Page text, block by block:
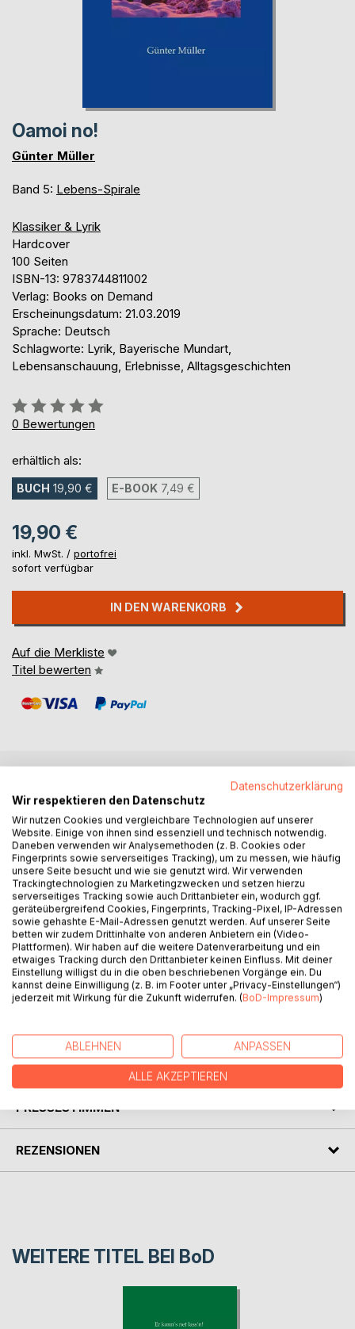
Oamoi no!
Günter Müller
Band 5: Lebens-Spirale
Klassiker & Lyrik
Hardcover
100 Seiten
ISBN-13: 9783744811002
Verlag: Books on Demand
Erscheinungsdatum: 21.03.2019
Sprache: Deutsch
Schlagworte: Lyrik, Bayerische Mundart,
Lebensanschauung, Erlebnisse, Alltagsgeschichten
Bewertung::
0%
0 Bewertungen
erhältlich als:
BUCH 19,90 € E-BOOK 7,49 €
19,90 €
inkl. MwSt. / portofrei
sofort verfügbar
IN DEN WARENKORB
Auf die Merkliste
Titel bewerten
BESCHREIBUNG
Oamoi no!
einmal noch
wollte der Autor zur Feder greifen
und mit diesem Titel
dem kleinen Drang für weitere
Verse nachgeben.
Es sind wieder Geschichten
aus und über das Leben mit
Humor und Ernst.
AUTOR/IN
PRESSESTIMMEN
REZENSIONEN
WEITERE TITEL BEI BoD
Datenschutzerklärung
Wir respektieren den Datenschutz
Wir nutzen Cookies und vergleichbare Technologien auf unserer
Website. Einige von ihnen sind essenziell und technisch notwendig.
Daneben verwenden wir Analysemethoden (z. B. Cookies oder
Fingerprints sowie serverseitiges Tracking), um zu messen, wie häufig
unsere Seite besucht und wie sie genutzt wird. Wir verwenden
Trackingtechnologien zu Marketingzwecken und setzen hierzu
serverseitiges Tracking sowie auch Drittanbieter ein, wodurch ggf.
geräteübergreifend Cookies, Fingerprints, Tracking-Pixel, IP-Adressen
sowie gehashte E-Mail-Adressen genutzt werden. Auf unserer Seite
betten wir zudem Drittinhalte von anderen Anbietern ein (Video-
Plattformen). Wir haben auf die weitere Datenverarbeitung und ein
etwaiges Tracking durch den Drittanbieter keinen Einfluss. Mit deiner
Einstellung willigst du in die oben beschriebenen Vorgänge ein. Du
kannst deine Einwilligung (z. B. im Footer unter „Privacy-Einstellungen“)
jederzeit mit Wirkung für die Zukunft widerrufen. (BoD-Impressum)
ABLEHNEN ANPASSEN
ALLE AKZEPTIEREN